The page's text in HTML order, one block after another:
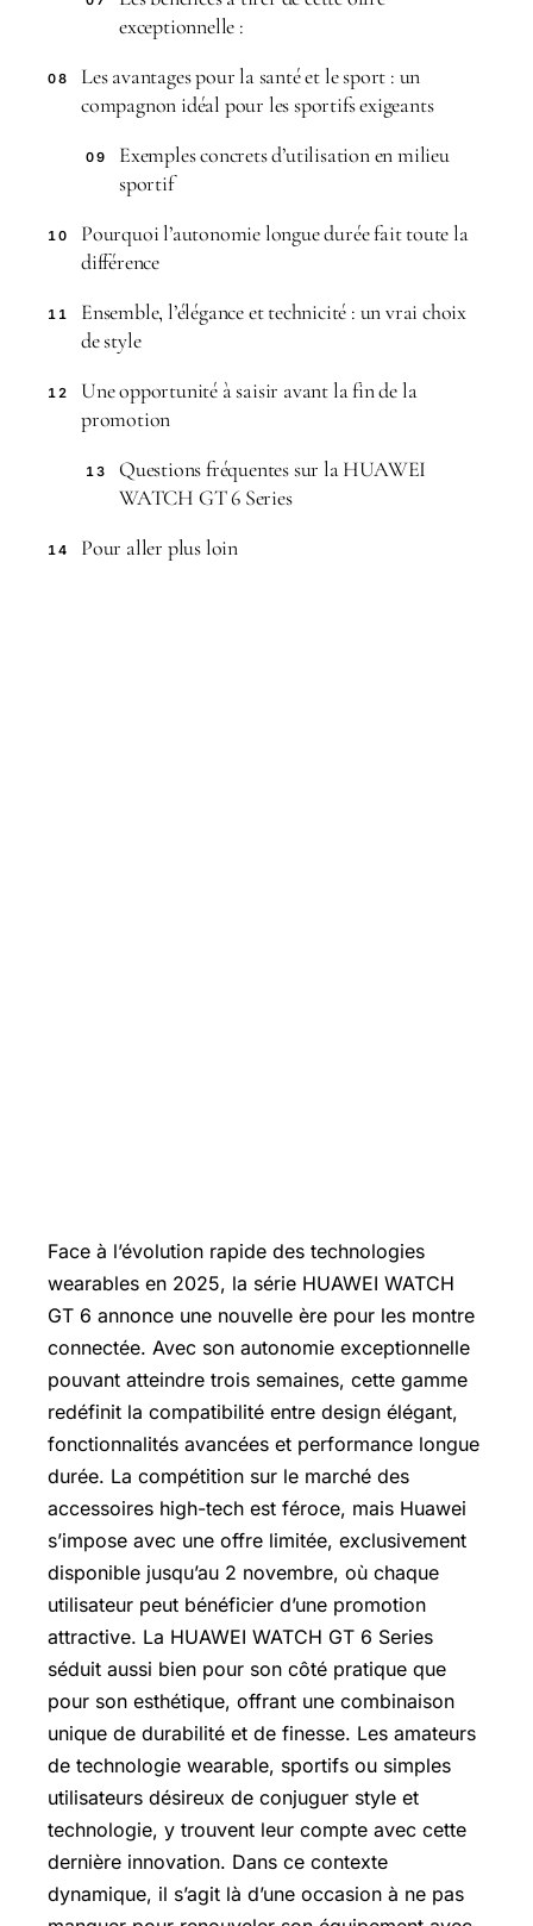
exceptionnelle :
08
Les avantages pour la santé et le sport : un
compagnon idéal pour les sportifs exigeants
09
Exemples concrets d’utilisation en milieu
sportif
10
Pourquoi l’autonomie longue durée fait toute la
différence
11
Ensemble, l’élégance et technicité : un vrai choix
de style
12
Une opportunité à saisir avant la fin de la
promotion
13
Questions fréquentes sur la HUAWEI
WATCH GT 6 Series
14 Pour aller plus loin
Face à l’évolution rapide des technologies
wearables en 2025, la série HUAWEI WATCH
GT 6 annonce une nouvelle ère pour les montre
connectée. Avec son autonomie exceptionnelle
pouvant atteindre trois semaines, cette gamme
redéfinit la compatibilité entre design élégant,
fonctionnalités avancées et performance longue
durée. La compétition sur le marché des
accessoires high-tech est féroce, mais Huawei
s’impose avec une offre limitée, exclusivement
disponible jusqu’au 2 novembre, où chaque
utilisateur peut bénéficier d’une promotion
attractive. La HUAWEI WATCH GT 6 Series
séduit aussi bien pour son côté pratique que
pour son esthétique, offrant une combinaison
unique de durabilité et de finesse. Les amateurs
de technologie wearable, sportifs ou simples
utilisateurs désireux de conjuguer style et
technologie, y trouvent leur compte avec cette
dernière innovation. Dans ce contexte
dynamique, il s’agit là d’une occasion à ne pas